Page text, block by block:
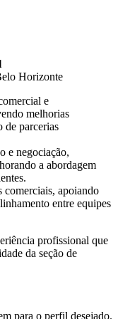
Horizonte
e
melhorias
de parcerias
e negociação,
a abordagem
comerciais, apoiando
entre equipes
profissional que
da seção de
para o perfil desejado.